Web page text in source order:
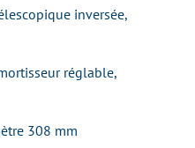
inversée,
réglable,
308 mm